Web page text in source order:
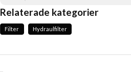
Relaterade kategorier
Filter Hydraulfilter